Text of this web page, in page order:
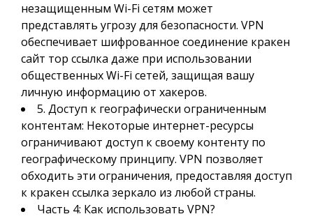
незащищенным Wi-Fi сетям может
представлять угрозу для безопасности. VPN
обеспечивает шифрованное соединение кракен
сайт тор ссылка даже при использовании
общественных Wi-Fi сетей, защищая вашу
личную информацию от хакеров.
5. Доступ к географически ограниченным
контентам: Некоторые интернет-ресурсы
ограничивают доступ к своему контенту по
географическому принципу. VPN позволяет
обходить эти ограничения, предоставляя доступ
к кракен ссылка зеркало из любой страны.
Часть 4: Как использовать VPN?